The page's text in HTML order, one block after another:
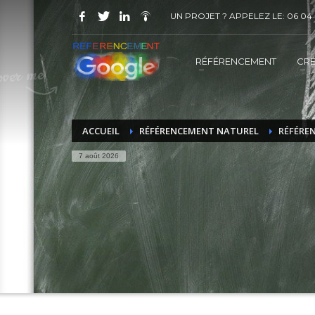
COMMENT ACHETER UN PRESTATION
1 Choisir la prestation
Vous recevrez sous 5 jours ouvrés un mail de
UN PROJET ? APPELEZ LE: 06 04
RÉFÉRENCEMENT
ACCUEIL RÉFÉRENCEMENT NATUREL
7 août 2026